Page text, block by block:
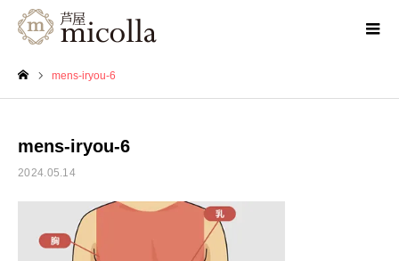
mens-iryou-6
mens-iryou-6
2024.05.14